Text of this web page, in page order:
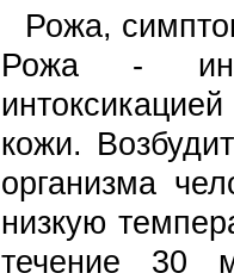
Рожа,
Рожа -
кожи.
организма
низкую
течение 30